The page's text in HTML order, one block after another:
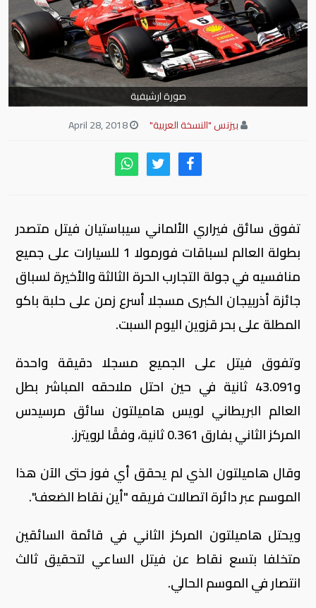
صورة ارشيفية
بيزنس "النسخة العربية"
تفوق سائق فيراري الألماني سيباستيان فيتل متصدر
بطولة العالم لسباقات فورمولا 1 للسيارات على جميع
منافسيه في جولة التجارب الحرة الثالثة والأخيرة لسباق
جائزة أذربيجان الكبرى مسجلا أسرع زمن على حلبة باكو
المطلة على بحر قزوين اليوم السبت.
وتفوق فيتل على الجميع مسجلا دقيقة واحدة
و43.091 ثانية في حين احتل ملاحقه المباشر بطل
العالم البريطاني لويس هاميلتون سائق مرسيدس
المركز الثاني بفارق 0.361 ثانية، وفقًا لرويترز.
وقال هاميلتون الذي لم يحقق أي فوز حتى الآن هذا
الموسم عبر دائرة اتصالات فريقه "أين نقاط الضعف".
ويحتل هاميلتون المركز الثاني في قائمة السائقين
متخلفا بتسع نقاط عن فيتل الساعي لتحقيق ثالث
انتصار في الموسم الحالي.